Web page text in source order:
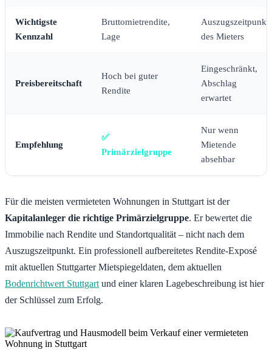
Wichtigste
Kennzahl
Bruttomietrendite,
Lage
Auszugszeitpunkt
des Mieters
Preisbereitschaft
Hoch bei guter
Rendite
Eingeschränkt,
Abschlag
erwartet
Empfehlung
✅
Primärzielgruppe
Nur wenn
Mietende
absehbar
Für die meisten vermieteten Wohnungen in Stuttgart ist der
Kapitalanleger die richtige Primärzielgruppe. Er bewertet die
Immobilie nach Rendite und Standortqualität – nicht nach dem
Auszugszeitpunkt. Ein professionell aufbereitetes Rendite-Exposé
mit aktuellen Stuttgarter Mietspiegeldaten, dem aktuellen
Bodenrichtwert Stuttgart und einer klaren Lagebeschreibung ist hier
der Schlüssel zum Erfolg.